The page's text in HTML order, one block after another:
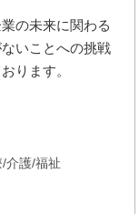
の未来に関わる
いことへの挑戦
ります。
介護/福祉